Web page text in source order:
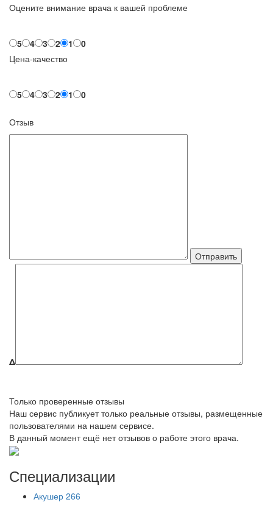
Оцените внимание врача к вашей проблеме
5 4 3 2 1
0
Цена-качество
5 4 3 2 1 0
Отзыв
Δ
Только проверенные отзывы
Наш сервис публикует только реальные отзывы, размещенные
пользователями на нашем сервисе.
В данный момент ещё нет отзывов о работе этого врача.
Специализации
Акушер 266